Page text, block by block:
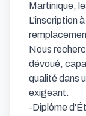
Martinique,
L'inscription
Nous
dévoué,
qualité dans
exigeant.
-Diplôme